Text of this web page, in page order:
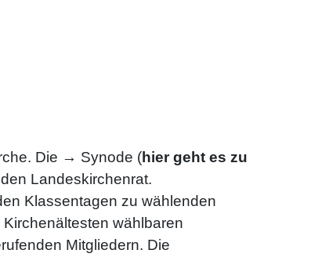
Die → Synode (hier geht es zu
Landeskirchenrat.
Klassentagen zu wählenden
wählbaren
Mitgliedern. Die